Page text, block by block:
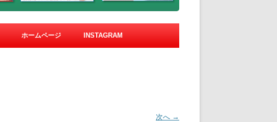
ホームページ INSTAGRAM
次へ →